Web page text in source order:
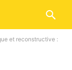
et reconstructive :